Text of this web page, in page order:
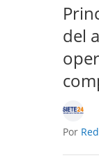
del
Por